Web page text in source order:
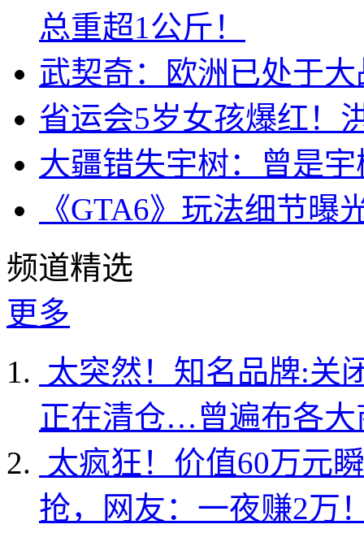
总重超1公斤！
武契奇：欧洲已处于
省运会5岁女孩爆红！
大疆错失宇树：曾是
《GTA6》玩法细节
频道精选
更多
太突然！知名品牌:关
正在清仓…曾遍布各大
太疯狂！价值60万元
抢，网友：一夜赚2万